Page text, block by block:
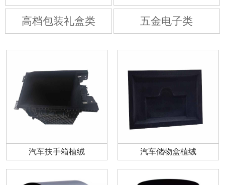
高档包装礼盒类 五金电子类
汽车扶手箱植绒 汽车储物盒植绒